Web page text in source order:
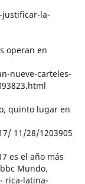
justificar-la-
operan en
nueve-carteles-
quinto lugar en
11/28/1203905
es el año más
Mundo.
rica-latina-